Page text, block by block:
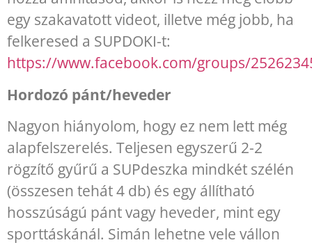
egy szakavatott videot, illetve még jobb, ha
felkeresed a SUPDOKI-t:
https://www.facebook.com/groups/
Hordozó pánt/heveder
Nagyon hiányolom, hogy ez nem lett még
alapfelszerelés. Teljesen egyszerű 2-2
rögzítő gyűrű a SUPdeszka mindkét szélén
(összesen tehát 4 db) és egy állítható
hosszúságú pánt vagy heveder, mint egy
sporttáskánál. Simán lehetne vele vállon